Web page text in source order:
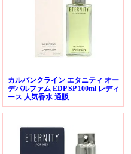
カルバンクライン エタニティ オー
デパルファム EDP SP 100ml レディ
ース 人気香水 通販